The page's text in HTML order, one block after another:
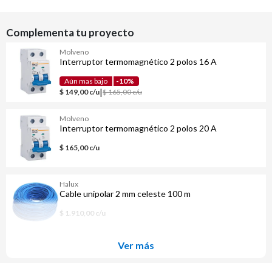
Complementa tu proyecto
Molveno
Interruptor termomagnético 2 polos 16 A
Aún mas bajo
-10%
$ 149,00 c/u|$ 165,00 c/u
Molveno
Interruptor termomagnético 2 polos 20 A
$ 165,00 c/u
Halux
Cable unipolar 2 mm celeste 100 m
$ 1.910,00 c/u
Ver más